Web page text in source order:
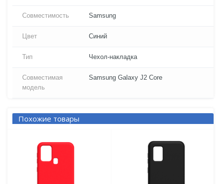
Совместимость Samsung
Цвет Синий
Тип Чехол-накладка
Совместимая
модель
Samsung Galaxy J2 Core
Похожие товары